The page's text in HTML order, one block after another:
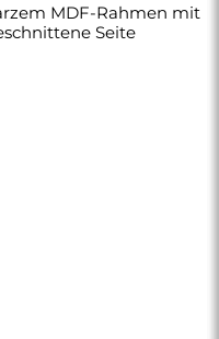
MDF-Rahmen mit
Seite